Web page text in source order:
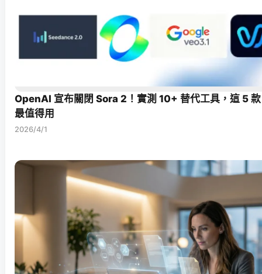
OpenAI 宣布關閉 Sora 2！實測 10+ 替代工具，這 5
最值得用
2026/4/1